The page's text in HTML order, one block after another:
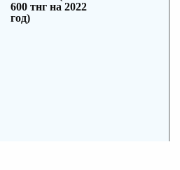
600 тнг на 2022
год)